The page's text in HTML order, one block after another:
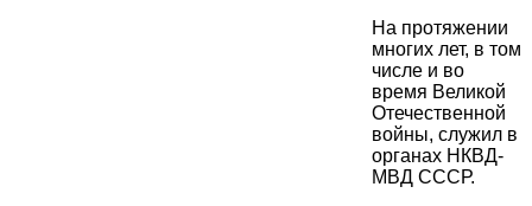
На протяжении
многих лет, в том
числе и во
время Великой
Отечественной
войны, служил в
органах НКВД-
МВД СССР.